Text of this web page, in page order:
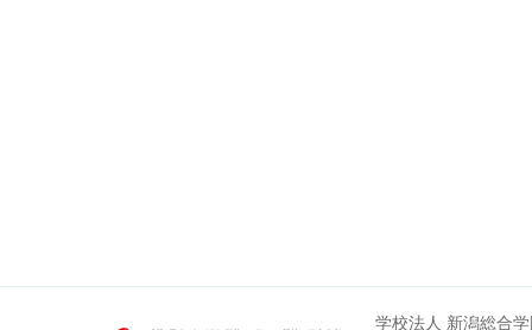
学校法人 新潟総合